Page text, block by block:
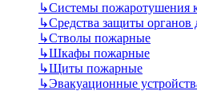
↳Системы пожаротушения
↳Средства защиты органов
↳Стволы пожарные
↳Шкафы пожарные
↳Щиты пожарные
↳Эвакуационные